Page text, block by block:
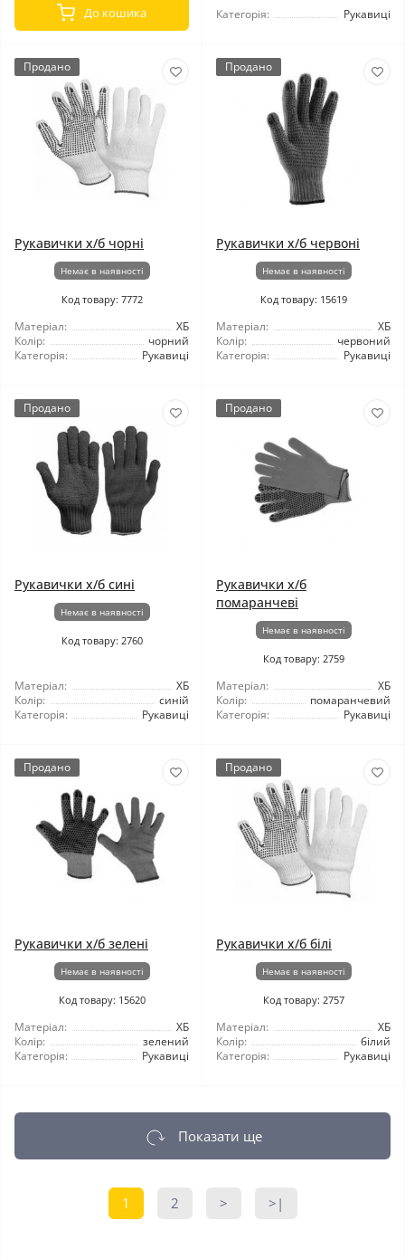
До кошика Категорія: Рукавиці
Продано
Рукавички х/б чорні
Немає в наявності
Код товару: 7772
Матеріал:
ХБ
Колір:
чорний
Категорія:
Рукавиці
Продано
Рукавички х/б червоні
Немає в наявності
Код товару: 15619
Матеріал:
ХБ
Колір:
червоний
Категорія:
Рукавиці
Продано
Рукавички х/б сині
Немає в наявності
Код товару: 2760
Матеріал:
ХБ
Колір:
синій
Категорія:
Рукавиці
Продано
Рукавички х/б
помаранчеві
Немає в наявності
Код товару: 2759
Матеріал:
ХБ
Колір:
помаранчевий
Категорія:
Рукавиці
Продано
Рукавички х/б зелені
Немає в наявності
Код товару: 15620
Матеріал:
ХБ
Колір:
зелений
Категорія:
Рукавиці
Продано
Рукавички х/б білі
Немає в наявності
Код товару: 2757
Матеріал:
ХБ
Колір:
білий
Категорія:
Рукавиці
Показати ще
1 2 > >|